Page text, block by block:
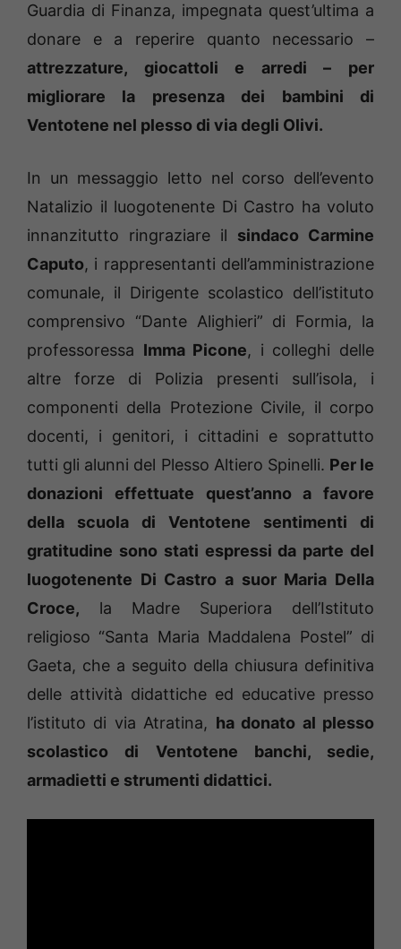
Guardia di Finanza, impegnata quest’ultima a
donare e a reperire quanto necessario –
attrezzature, giocattoli e arredi – per
migliorare la presenza dei bambini di
Ventotene nel plesso di via degli Olivi.
In un messaggio letto nel corso dell’evento
Natalizio il luogotenente Di Castro ha voluto
innanzitutto ringraziare il sindaco Carmine
Caputo, i rappresentanti dell’amministrazione
comunale, il Dirigente scolastico dell’istituto
comprensivo “Dante Alighieri” di Formia, la
professoressa Imma Picone, i colleghi delle
altre forze di Polizia presenti sull’isola, i
componenti della Protezione Civile, il corpo
docenti, i genitori, i cittadini e soprattutto
tutti gli alunni del Plesso Altiero Spinelli. Per le
donazioni effettuate quest’anno a favore
della scuola di Ventotene sentimenti di
gratitudine sono stati espressi da parte del
luogotenente Di Castro a suor Maria Della
Croce, la Madre Superiora dell’Istituto
religioso “Santa Maria Maddalena Postel” di
Gaeta, che a seguito della chiusura definitiva
delle attività didattiche ed educative presso
l’istituto di via Atratina, ha donato al plesso
scolastico di Ventotene banchi, sedie,
armadietti e strumenti didattici.